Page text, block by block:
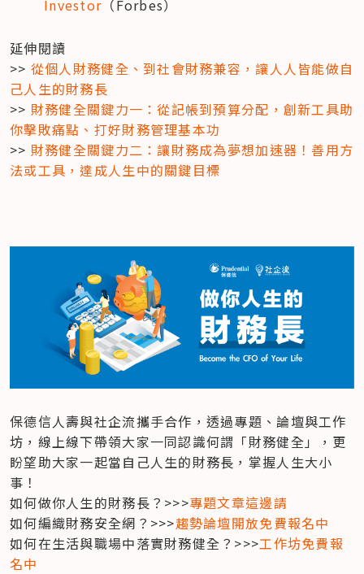
Investor （Forbes）
延伸閱讀
>> 從個人財務健全、到社會財務兼容，讓人人皆能做自
己人生的財務長
>> 財務健全關鍵力一：從記帳到預算分配，創新工具助
你擊敗痛點、打好財務管理基本功
>> 財務健全關鍵力二：讓財務成為夢想加速器！善用方
法或工具，達成人生中的關鍵目標
保德信人壽與社企流攜手合作，透過專題、論壇與工作
坊，線上線下帶領大家一同認識何謂「財務健全」，更
盼望助大家一起當自己人生的財務長，掌握人生大小
事！
如何做你人生的財務長？>>>專題文章這邊請
如何編織財務安全網？>>>趨勢論壇開放免費報名中
如何在生活與職場中落實財務健全？>>>工作坊免費報
名中